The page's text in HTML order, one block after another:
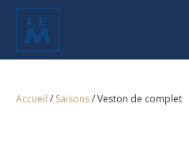
Accueil / Saisons/ Veston de complet